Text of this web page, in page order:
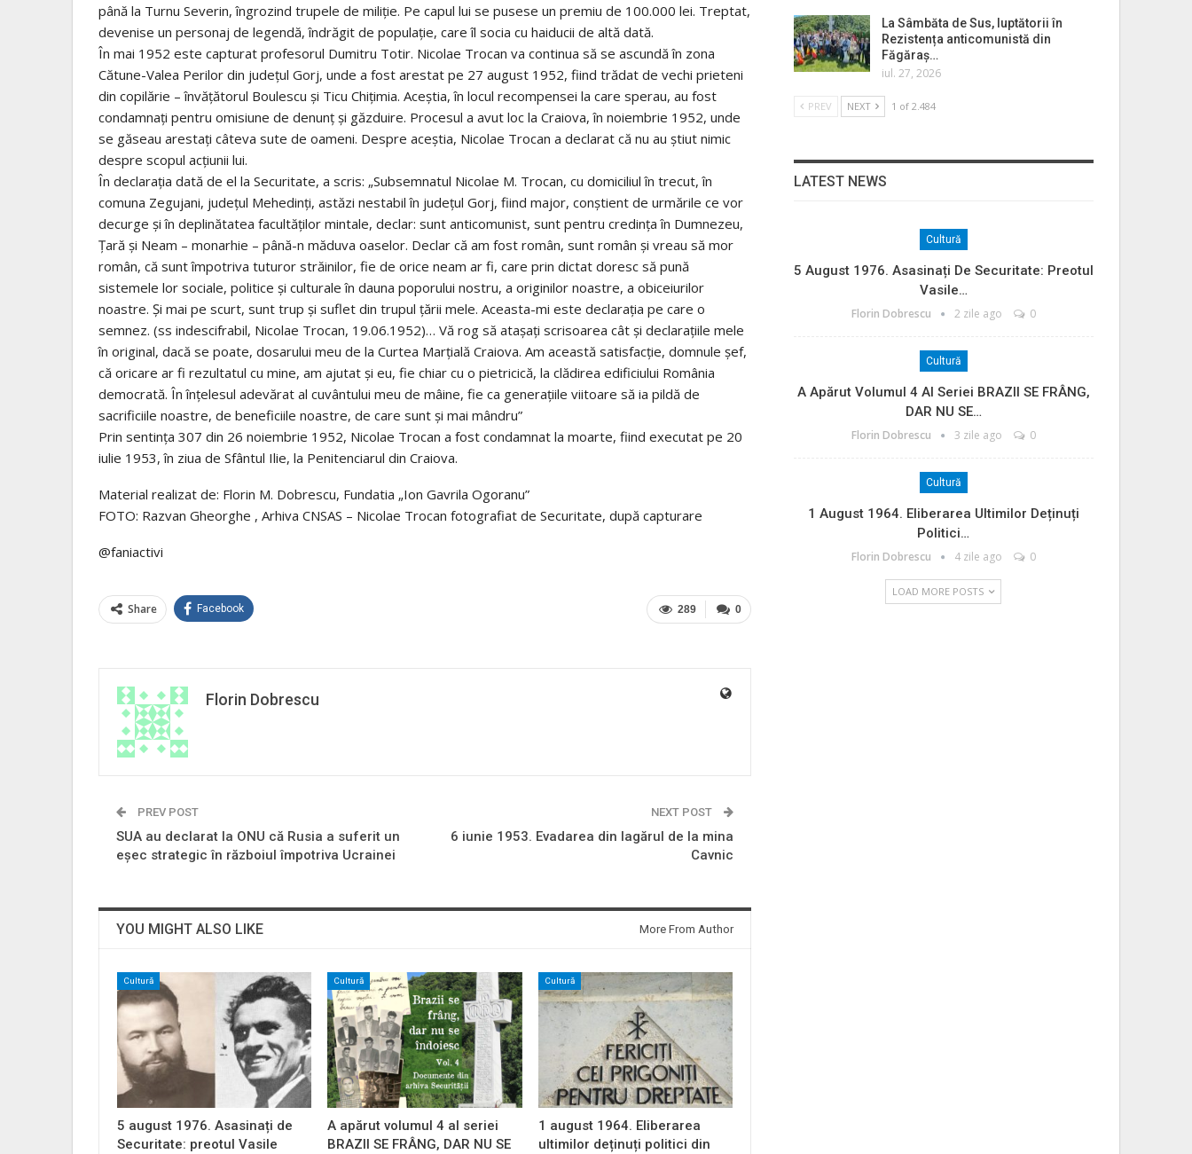
până la Turnu Severin, îngrozind trupele de miliţie. Pe capul lui se pusese un premiu de 100.000 lei. Treptat,
devenise un personaj de legendă, îndrăgit de populaţie, care îl socia cu haiducii de altă dată.
În mai 1952 este capturat profesorul Dumitru Totir. Nicolae Trocan va continua să se ascundă în zona
Cătune-Valea Perilor din judeţul Gorj, unde a fost arestat pe 27 august 1952, fiind trădat de vechi prieteni
din copilărie – învăţătorul Boulescu şi Ticu Chiţimia. Aceștia, în locul recompensei la care sperau, au fost
condamnaţi pentru omisiune de denunț şi găzduire. Procesul a avut loc la Craiova, în noiembrie 1952, unde
se găseau arestaţi câteva sute de oameni. Despre aceștia, Nicolae Trocan a declarat că nu au ştiut nimic
despre scopul acţiunii lui.
În declarația dată de el la Securitate, a scris: „Subsemnatul Nicolae M. Trocan, cu domiciliul în trecut, în
comuna Zegujani, judeţul Mehedinţi, astăzi nestabil în judeţul Gorj, fiind major, conştient de urmările ce vor
decurge şi în deplinătatea facultăţilor mintale, declar: sunt anticomunist, sunt pentru credinţa în Dumnezeu,
Ţară şi Neam – monarhie – până-n măduva oaselor. Declar că am fost român, sunt român şi vreau să mor
român, că sunt împotriva tuturor străinilor, fie de orice neam ar fi, care prin dictat doresc să pună
sistemele lor sociale, politice şi culturale în dauna poporului nostru, a originilor noastre, a obiceiurilor
noastre. Şi mai pe scurt, sunt trup şi suflet din trupul ţării mele. Aceasta-mi este declaraţia pe care o
semnez. (ss indescifrabil, Nicolae Trocan, 19.06.1952)… Vă rog să ataşaţi scrisoarea cât şi declaraţiile mele
în original, dacă se poate, dosarului meu de la Curtea Marţială Craiova. Am această satisfacţie, domnule şef,
că oricare ar fi rezultatul cu mine, am ajutat şi eu, fie chiar cu o pietricică, la clădirea edificiului România
democrată. În înţelesul adevărat al cuvântului meu de mâine, fie ca generaţiile viitoare să ia pildă de
sacrificiile noastre, de beneficiile noastre, de care sunt şi mai mândru”
Prin sentinţa 307 din 26 noiembrie 1952, Nicolae Trocan a fost condamnat la moarte, fiind executat pe 20
iulie 1953, în ziua de Sfântul Ilie, la Penitenciarul din Craiova.
Material realizat de: Florin M. Dobrescu, Fundatia „Ion Gavrila Ogoranu”
FOTO: Razvan Gheorghe , Arhiva CNSAS – Nicolae Trocan fotografiat de Securitate, după capturare
@faniactivi
0
289
Share Facebook
Florin Dobrescu
PREV POST
SUA au declarat la ONU că Rusia a suferit un
eșec strategic în războiul împotriva Ucrainei
NEXT POST
6 iunie 1953. Evadarea din lagărul de la mina
Cavnic
YOU MIGHT ALSO LIKE More From Author
Cultură
5 august 1976. Asasinați de
Securitate: preotul Vasile
Cultură
A apărut volumul 4 al seriei
BRAZII SE FRÂNG, DAR NU SE
Cultură
1 august 1964. Eliberarea
ultimilor deținuți politici din
La Sâmbăta de Sus, luptătorii în
Rezistența anticomunistă din
Făgăraș…
iul. 27, 2026
PREV NEXT 1 of 2.484
LATEST NEWS
Cultură
5 August 1976. Asasinați De Securitate: Preotul
Vasile…
Florin Dobrescu 2 zile ago 0
Cultură
A Apărut Volumul 4 Al Seriei BRAZII SE FRÂNG,
DAR NU SE…
Florin Dobrescu 3 zile ago 0
Cultură
1 August 1964. Eliberarea Ultimilor Deținuți
Politici…
Florin Dobrescu 4 zile ago 0
LOAD MORE POSTS